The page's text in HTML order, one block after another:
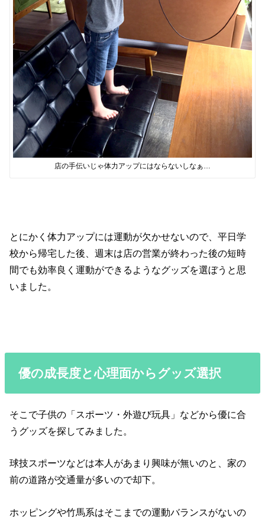
店の手伝いじゃ体力アップにはならないしなぁ…
とにかく体力アップには運動が欠かせないので、平日学
校から帰宅した後、週末は店の営業が終わった後の短時
間でも効率良く運動ができるようなグッズを選ぼうと思
いました。
優の成長度と心理面からグッズ選択
そこで子供の「スポーツ・外遊び玩具」などから優に合
うグッズを探してみました。
球技スポーツなどは本人があまり興味が無いのと、家の
前の道路が交通量が多いので却下。
ホッピングや竹馬系はそこまでの運動バランスがないの